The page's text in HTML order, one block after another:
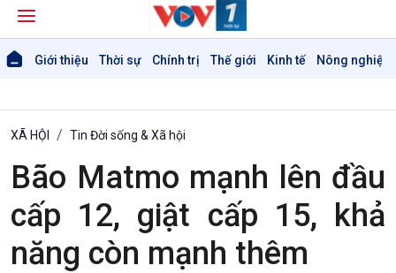
Giới thiệu Thời sự Chính trị Thế giới Kinh tế Nông nghiệp
XÃ HỘI Tin Đời sống & Xã hội
Bão Matmo mạnh lên đầu
cấp 12, giật cấp 15, khả
năng còn mạnh thêm